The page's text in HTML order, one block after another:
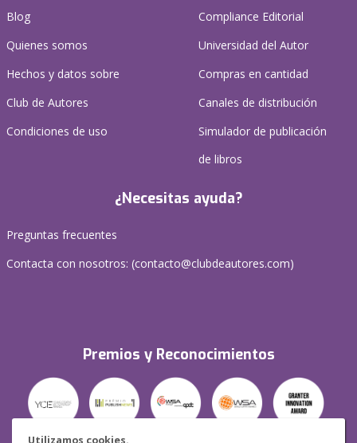
Utilizamos cookies.
Blog
Quienes somos
Hechos y datos sobre
Club de Autores
Condiciones de uso
Compliance Editorial
Universidad del Autor
Compras en cantidad
Canales de distribución
Simulador de publicación
de libros
¿Necesitas ayuda?
Preguntas frecuentes
Contacta con nosotros: (contacto@clubdeautores.com)
Premios y Reconocimientos